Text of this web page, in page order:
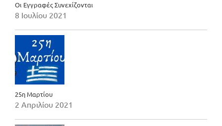
Οι Εγγραφές Συνεχίζονται
8 Ιουλίου 2021
25η Μαρτίου
2 Απριλίου 2021